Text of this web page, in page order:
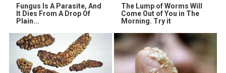
Fungus Is A Parasite, And
It Dies From A Drop Of
Plain...
The Lump of Worms Will
Come Out of You in The
Morning. Try it